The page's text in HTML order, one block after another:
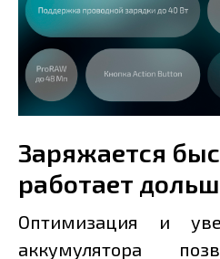
Заряжается
работает
Оптимизация и
аккумулятора